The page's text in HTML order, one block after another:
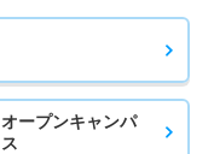
オープンキャンパ
ス